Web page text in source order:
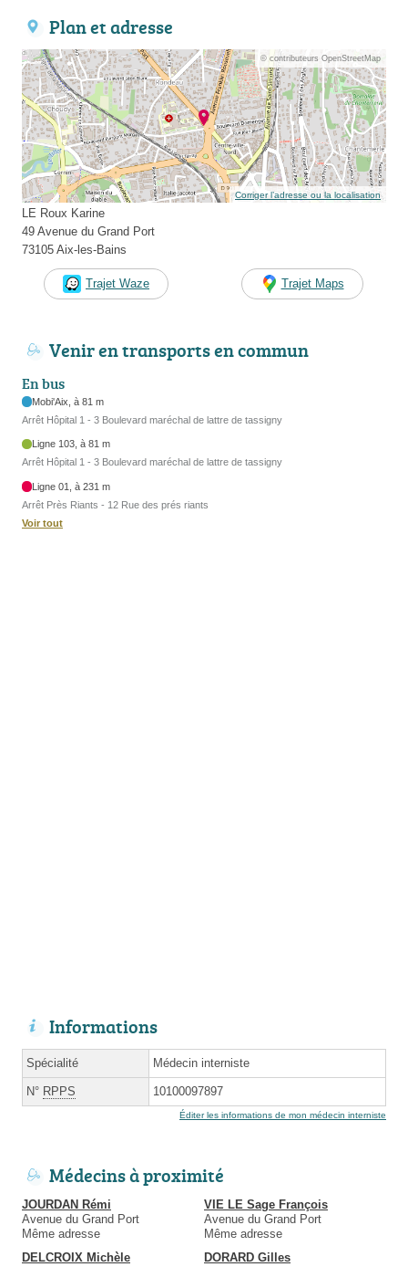
Plan et adresse
© contributeurs OpenStreetMap
Corriger l’adresse ou la localisation
LE Roux Karine
49 Avenue du Grand Port
73105 Aix-les-Bains
Trajet Waze Trajet Maps
Venir en transports en commun
En bus
Mobi'Aix, à 81 m
Arrêt Hôpital 1 - 3 Boulevard maréchal de lattre de tassigny
Ligne 103, à 81 m
Arrêt Hôpital 1 - 3 Boulevard maréchal de lattre de tassigny
Ligne 01, à 231 m
Arrêt Près Riants - 12 Rue des prés riants
Voir tout
Informations
Spécialité Médecin interniste
N° RPPS 10100097897
Éditer les informations de mon médecin interniste
Médecins à proximité
JOURDAN Rémi
Avenue du Grand Port
Même adresse
VIE LE Sage François
Avenue du Grand Port
Même adresse
DELCROIX Michèle
DORARD Gilles